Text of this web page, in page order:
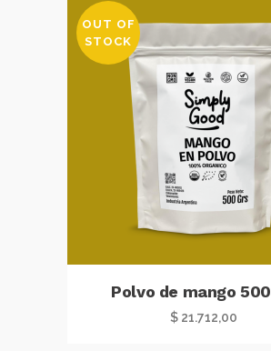
OUT OF
STOCK
Polvo de mango
$ 21.712,00